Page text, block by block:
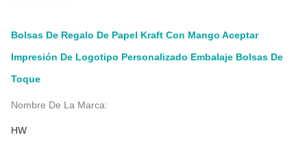
Bolsas De Regalo De Papel Kraft Con Mango Aceptar
Impresión De Logotipo Personalizado Embalaje Bolsas De
Toque
Nombre De La Marca:
HW